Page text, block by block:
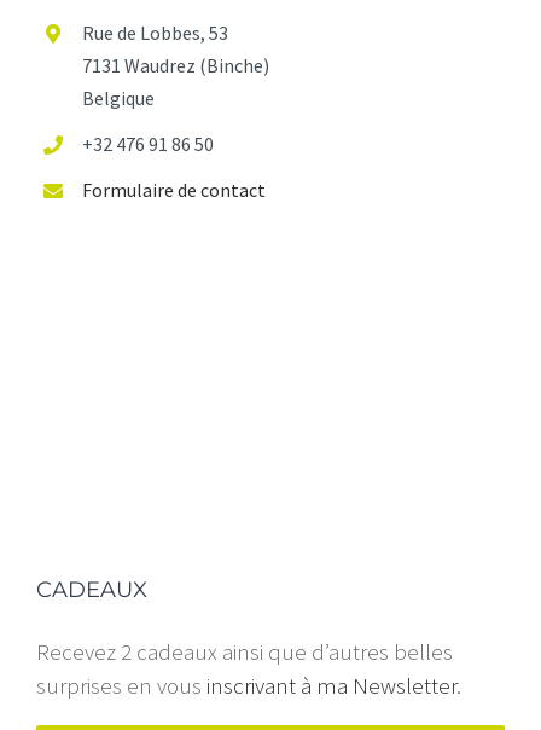
Rue de Lobbes, 53
7131 Waudrez (Binche)
Belgique
+32 476 91 86 50
Formulaire de contact
CADEAUX
Recevez 2 cadeaux ainsi que d’autres belles
surprises en vous inscrivant à ma Newsletter.